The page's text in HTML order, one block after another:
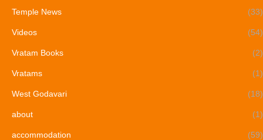
Temple News (33)
Videos (54)
Vratam Books (2)
Vratams (1)
West Godavari (18)
about (1)
accommodation (59)